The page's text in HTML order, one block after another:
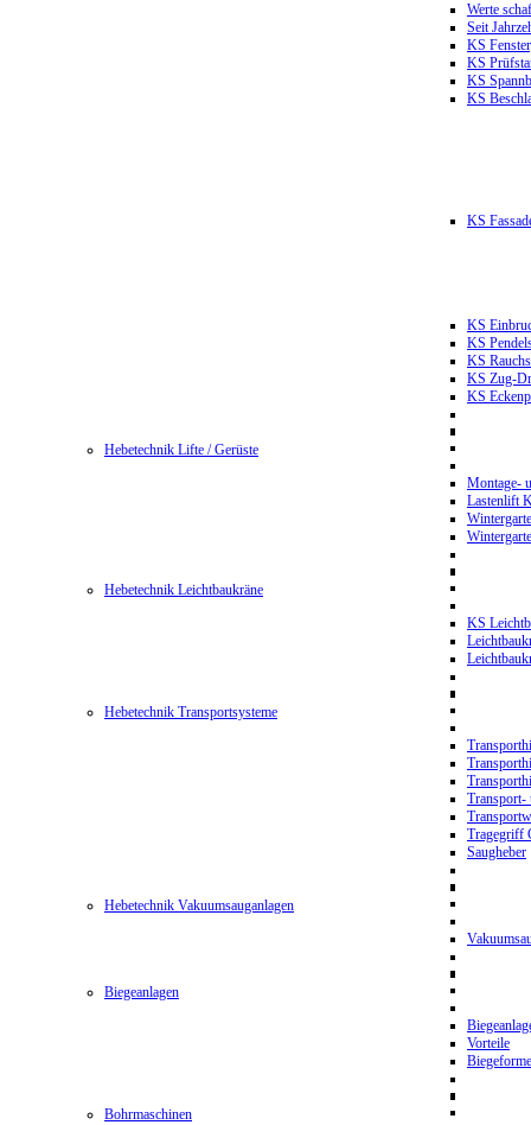
Werte
Seit
KS
KS
KS
KS
KS
KS
KS
KS
KS Zug-
KS
Hebetechnik Lifte / Gerüste
Montage-
Lastenlift
Hebetechnik Leichtbaukräne
KS
Hebetechnik Transportsysteme
Transport-
Tragegriff
Saugheber
Hebetechnik Vakuumsauganlagen
Biegeanlagen
Vorteile
Bohrmaschinen